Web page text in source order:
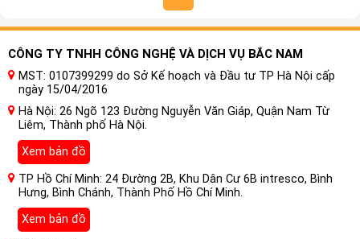
CÔNG TY TNHH CÔNG NGHỆ VÀ DỊCH VỤ BẮC NAM
MST: 0107399299 do Sở Kế hoạch và Đầu tư TP Hà Nội cấp
ngày 15/04/2016
Hà Nội: 26 Ngõ 123 Đường Nguyễn Văn Giáp, Quận Nam Từ
Liêm, Thành phố Hà Nội.
Xem bản đồ
TP Hồ Chí Minh: 24 Đường 2B, Khu Dân Cư 6B intresco, Bình
Hưng, Bình Chánh, Thành Phố Hồ Chí Minh.
Xem bản đồ